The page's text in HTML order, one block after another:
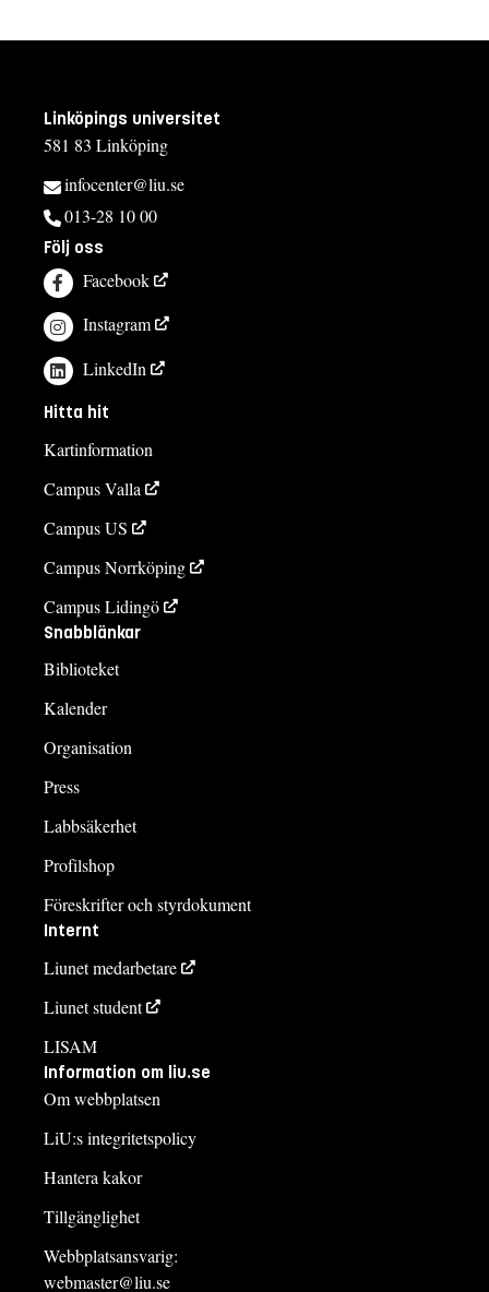
Linköpings universitet
581 83 Linköping
infocenter@liu.se
013-28 10 00
Följ oss
Facebook
Instagram
LinkedIn
Hitta hit
Kartinformation
Campus Valla
Campus US
Campus Norrköping
Campus Lidingö
Snabblänkar
Biblioteket
Kalender
Organisation
Press
Labbsäkerhet
Profilshop
Föreskrifter och styrdokument
Internt
Liunet medarbetare
Liunet student
LISAM
Information om liu.se
Om webbplatsen
LiU:s integritetspolicy
Hantera kakor
Tillgänglighet
Webbplatsansvarig:
webmaster@liu.se